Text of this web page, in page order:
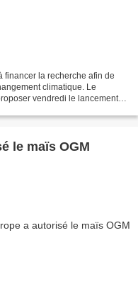
financer la recherche afin de
climatique. Le
vendredi le lancement
le maïs OGM